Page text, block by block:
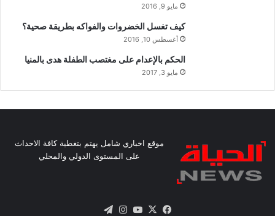
مايو 9, 2016
كيف تغسل الخضروات والفواكه بطريقة صحية؟
أغسطس 10, 2016
الحكم بالإعدام على مغتصب الطفلة هدى بالمنيا
مايو 3, 2017
موقع اخباري شامل يهتم بتغطية كافة الاحداث
على المستوى الدولي والمحلي
فيسبوك
X يوتيوبانستقرام